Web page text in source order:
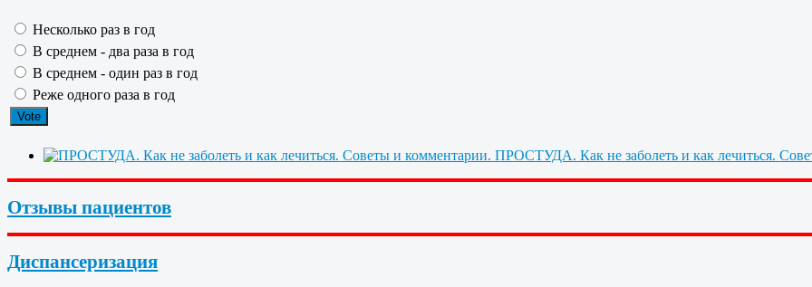
Несколько раз в год
В среднем - два раза в год
В среднем - один раз в год
Реже одного раза в год
ПРОСТУДА. Как не заболеть и как лечиться.
Отзывы пациентов
Диспансеризация